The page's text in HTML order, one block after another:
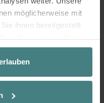
möglicherweise mit
ihnen bereitgestellt
Nutzung der Dienste
beigebraun/creme
€